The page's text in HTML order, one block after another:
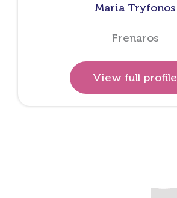
Maria Tryfonos
Frenaros
View full profile